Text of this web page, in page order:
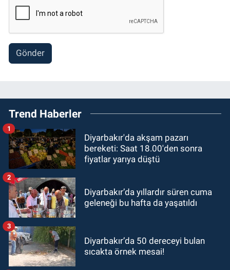
Gönder
Trend Haberler
Diyarbakır'da akşam pazarı
bereketi: Saat 18.00'den sonra
fiyatlar yarıya düştü
1
Diyarbakır’da yıllardır süren cuma
geleneği bu hafta da yaşatıldı
2
Diyarbakır’da 50 dereceyi bulan
sıcakta örnek mesai!
3